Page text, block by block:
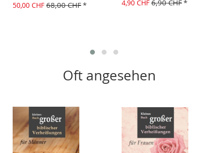
50,00 CHF 68,00 CHF 4,90 CHF 6,90 CHF
Oft angesehen